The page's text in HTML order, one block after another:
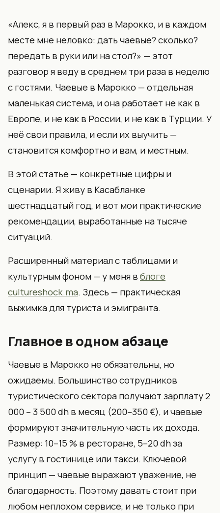
«Алекс, я в первый раз в Марокко, и в каждом
месте мне неловко: дать чаевые? сколько?
передать в руки или на стол?» — этот
разговор я веду в среднем три раза в неделю
с гостями. Чаевые в Марокко — отдельная
маленькая система, и она работает не как в
Европе, и не как в России, и не как в Турции. У
неё свои правила, и если их выучить —
становится комфортно и вам, и местным.
В этой статье — конкретные цифры и
сценарии. Я живу в Касабланке
шестнадцатый год, и вот мои практические
рекомендации, выработанные на тысяче
ситуаций.
Расширенный материал с таблицами и
культурным фоном — у меня вблоге
cultureshock.ma. Здесь — практическая
выжимка для туриста и эмигранта.
Главное в одном абзаце
Чаевые в Марокко не обязательны, но
ожидаемы. Большинство сотрудников
туристического сектора получают зарплату 2
000 – 3 500 dh в месяц (200–350 €), и чаевые
формируют значительную часть их дохода.
Размер: 10–15 % в ресторане, 5–20 dh за
услугу в гостинице или такси. Ключевой
принцип — чаевые выражают уважение, не
благодарность. Поэтому давать стоит при
любом неплохом сервисе, и не только при